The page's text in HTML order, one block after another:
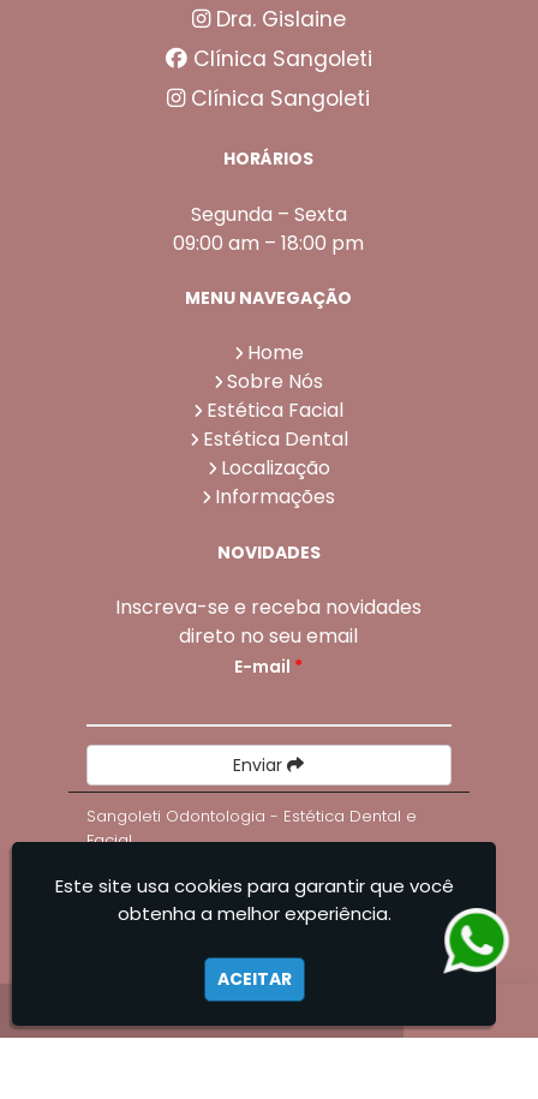
Dra. Gislaine
Clínica Sangoleti
Clínica Sangoleti
HORÁRIOS
Segunda – Sexta
09:00 am – 18:00 pm
MENU NAVEGAÇÃO
Home
Sobre Nós
Estética Facial
Estética Dental
Localização
Informações
NOVIDADES
Inscreva-se e receba novidades
direto no seu email
E-mail *
Enviar
Sangoleti Odontologia - Estética Dental e
Facial
Este site usa cookies para garantir que você
obtenha a melhor experiência.
ACEITAR